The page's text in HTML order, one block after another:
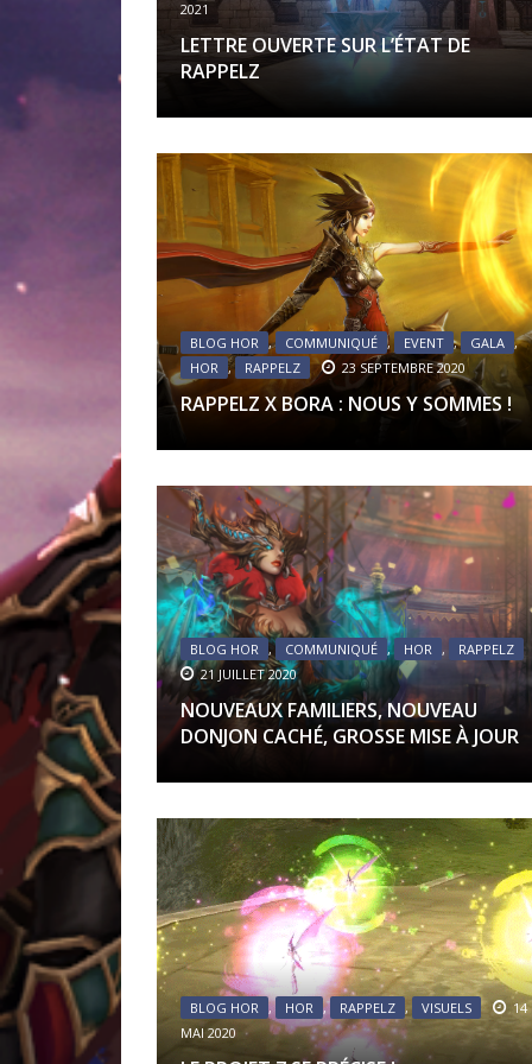
2021
LETTRE OUVERTE SUR L’ÉTAT DE
RAPPELZ
BLOG HOR , COMMUNIQUÉ , EVENT , GALA ,
HOR , RAPPELZ 23 SEPTEMBRE 2020
RAPPELZ X BORA : NOUS Y SOMMES !
BLOG HOR , COMMUNIQUÉ , HOR ,
RAPPELZ
21 JUILLET 2020
NOUVEAUX FAMILIERS, NOUVEAU
DONJON CACHÉ, GROSSE MISE À JOUR
BLOG HOR , HOR , RAPPELZ , VISUELS
14
MAI 2020